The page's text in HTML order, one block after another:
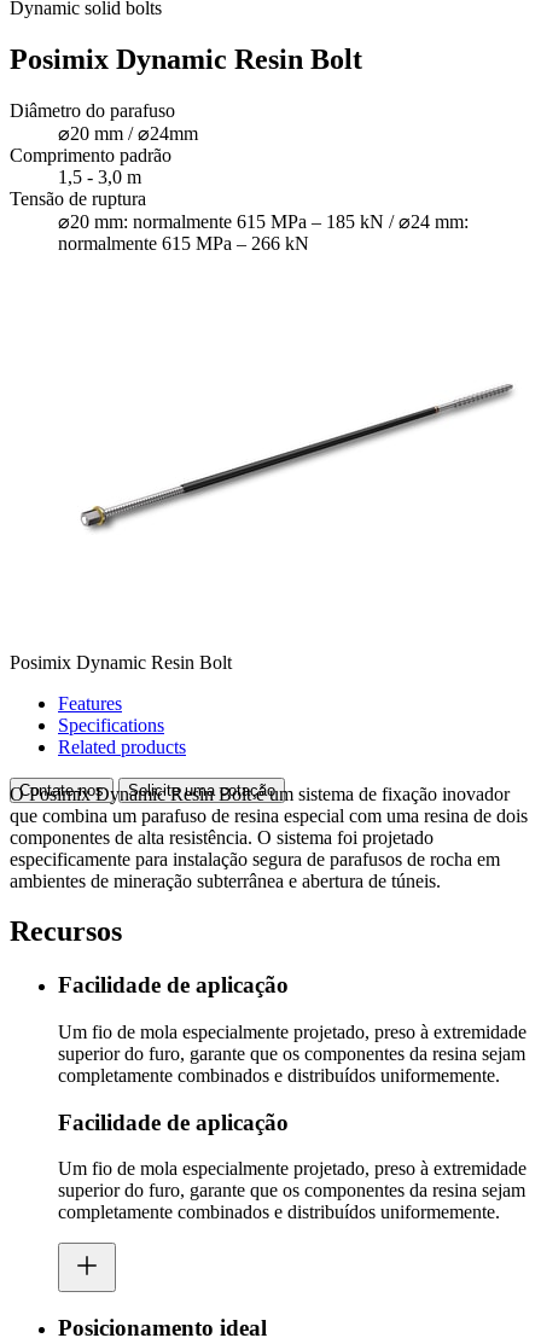
Dynamic solid bolts
Posimix Dynamic Resin Bolt
Diâmetro do parafuso
⌀20 mm / ⌀24mm
Comprimento padrão
1,5 - 3,0 m
Tensão de ruptura
⌀20 mm: normalmente 615 MPa – 185 kN / ⌀24 mm:
normalmente 615 MPa – 266 kN
Posimix Dynamic Resin Bolt
Features
Specifications
Related products
Contate-nos Solicite uma cotação
O Posimix Dynamic Resin Bolt é um sistema de fixação inovador
que combina um parafuso de resina especial com uma resina de dois
componentes de alta resistência. O sistema foi projetado
especificamente para instalação segura de parafusos de rocha em
ambientes de mineração subterrânea e abertura de túneis.
Recursos
Facilidade de aplicação
Um fio de mola especialmente projetado, preso à extremidade
superior do furo, garante que os componentes da resina sejam
completamente combinados e distribuídos uniformemente.
Facilidade de aplicação
Um fio de mola especialmente projetado, preso à extremidade
superior do furo, garante que os componentes da resina sejam
completamente combinados e distribuídos uniformemente.
Posicionamento ideal